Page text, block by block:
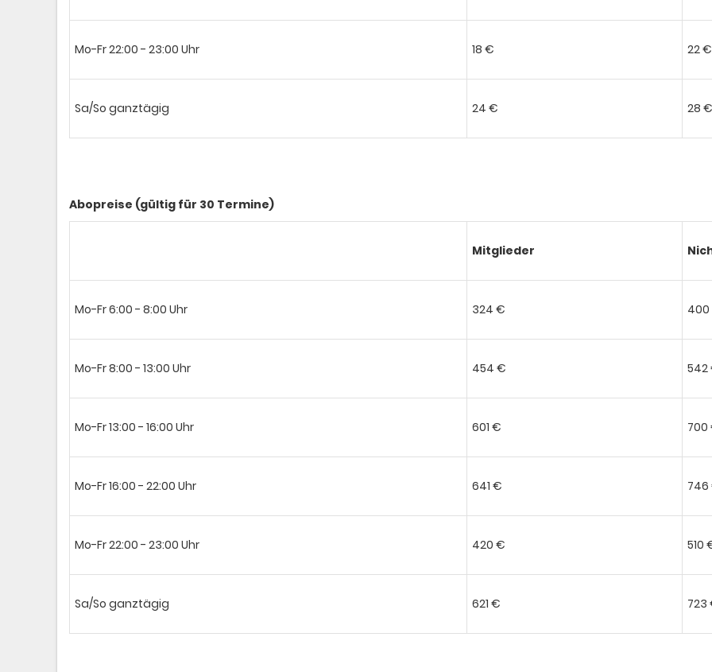
Mo-Fr 22:00 - 23:00 Uhr 18 € 22 €
Sa/So ganztägig 24 € 28 €
Abopreise (gültig für 30 Termine)
Mitglieder
Mo-Fr 6:00 - 8:00 Uhr 324 €
Mo-Fr 8:00 - 13:00 Uhr 454 € 542
Mo-Fr 13:00 - 16:00 Uhr 601 € 700
Mo-Fr 16:00 - 22:00 Uhr 641 € 746
Mo-Fr 22:00 - 23:00 Uhr 420 € 510
Sa/So ganztägig 621 € 723